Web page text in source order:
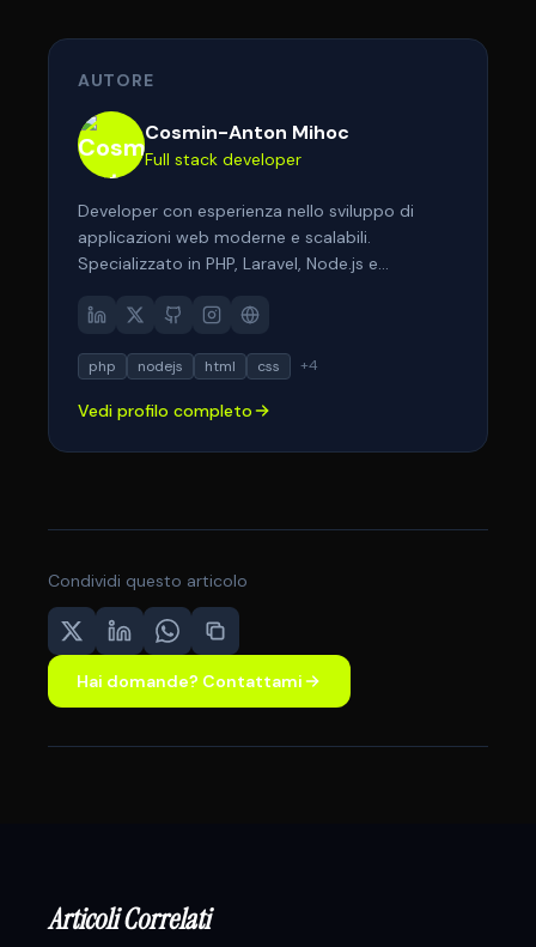
AUTORE
Cosmin-Anton Mihoc
Full stack developer
Developer con esperienza nello sviluppo di
applicazioni web moderne e scalabili.
Specializzato in PHP, Laravel, Node.js e
Appassionato di architetture pulite,
professionisti a trasformare le loro idee in
php nodejs html css +4
Vedi profilo completo
Condividi questo articolo
Hai domande? Contattami
Articoli Correlati